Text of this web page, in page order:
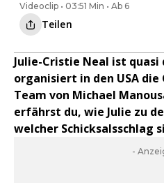
Videoclip • 03:51 Min • Ab 6
Teilen
Julie-Cristie Neal ist quasi
organisiert in den USA
Team von Michael
erfährst du, wie Julie zu
welcher Schicksalsschlag
-